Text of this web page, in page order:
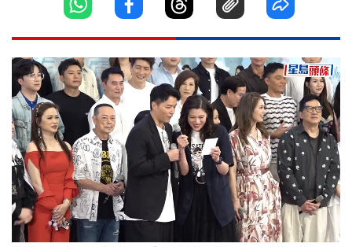
Unmute Loaded:
8.60%